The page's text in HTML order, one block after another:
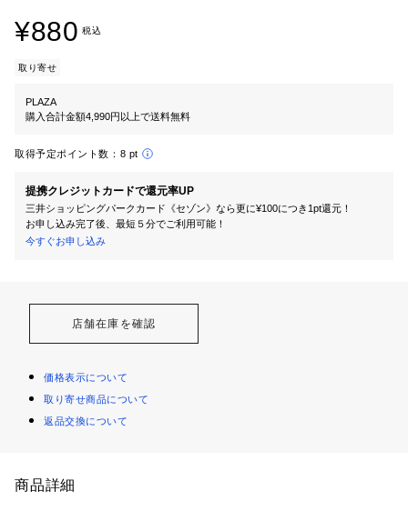
¥880 税込
取り寄せ
PLAZA
購入合計金額4,990円以上で送料無料
取得予定ポイント数： 8 pt
提携クレジットカードで還元率UP
三井ショッピングパークカード《セゾン》なら更に¥100につき1pt還元！
お申し込み完了後、最短５分でご利用可能！
今すぐお申し込み
店舗在庫を確認
価格表示について
取り寄せ商品について
返品交換について
商品詳細